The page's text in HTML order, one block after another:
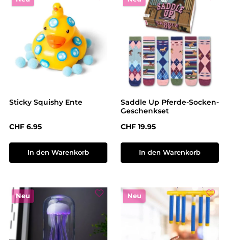
Sticky Squishy Ente
Regulärer Preis:
CHF 6.95
In den Warenkorb
Saddle Up Pferde-Socken-
Geschenkset
Regulärer Preis:
CHF 19.95
In den Warenkorb
Neu Neu